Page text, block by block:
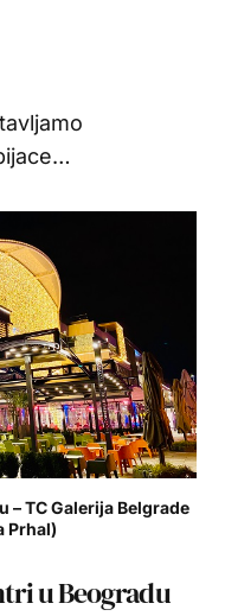
TC Galerija Belgrade
Prhal)
u Beogradu